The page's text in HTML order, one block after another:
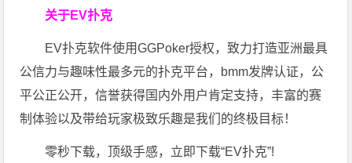
关于EV扑克
EV扑克软件使用GGPoker授权，致力打造亚洲最具
公信力与趣味性最多元的扑克平台，bmm发牌认证，公
平公正公开，信誉获得国内外用户肯定支持，丰富的赛
制体验以及带给玩家极致乐趣是我们的终极目标！
零秒下载，顶级手感，立即下载“EV扑克”!